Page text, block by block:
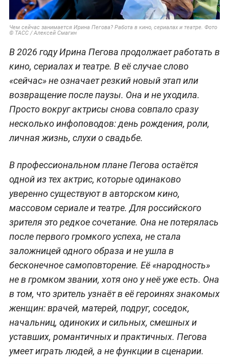
Чем сейчас занимается Ирина Пегова? Работа в кино, сериалах и театре. Фото
© ТАСС / Алексей Смагин
В 2026 году Ирина Пегова продолжает работать в
кино, сериалах и театре. В её случае слово
«сейчас» не означает резкий новый этап или
возвращение после паузы. Она и не уходила.
Просто вокруг актрисы снова совпало сразу
несколько инфоповодов: день рождения, роли,
личная жизнь, слухи о свадьбе.
В профессиональном плане Пегова остаётся
одной из тех актрис, которые одинаково
уверенно существуют в авторском кино,
массовом сериале и театре. Для российского
зрителя это редкое сочетание. Она не потерялась
после первого громкого успеха, не стала
заложницей одного образа и не ушла в
бесконечное самоповторение. Её «народность»
не в громком звании, хотя оно у неё уже есть. Она
в том, что зритель узнаёт в её героинях знакомых
женщин: врачей, матерей, подруг, соседок,
начальниц, одиноких и сильных, смешных и
уставших, романтичных и практичных. Пегова
умеет играть людей, а не функции в сценарии.